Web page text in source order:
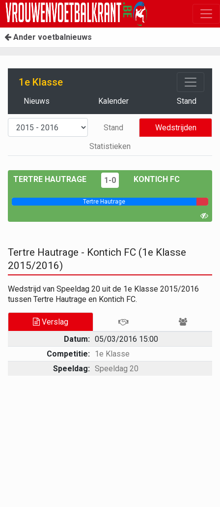
Ander voetbalnieuws
1e Klasse
Nieuws Kalender Stand
Stand
Wedstrijden
Statistieken
TERTRE HAUTRAGE 1-0 KONTICH FC
Tertre Hautrage
Tertre Hautrage - Kontich FC (1e Klasse
2015/2016)
Wedstrijd van Speeldag 20 uit de 1e Klasse 2015/2016
tussen Tertre Hautrage en Kontich FC.
Verslag
Datum: 05/03/2016 15:00
Competitie: 1e Klasse
Speeldag: Speeldag 20